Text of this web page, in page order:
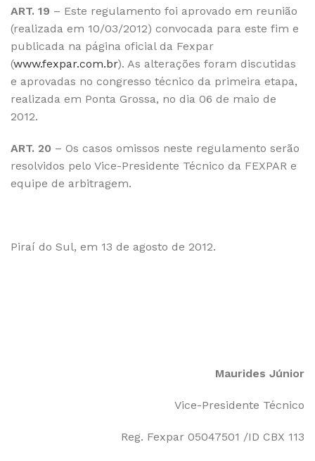
ART. 19 – Este regulamento foi aprovado em reunião
(realizada em 10/03/2012) convocada para este fim e
publicada na página oficial da Fexpar
(www.fexpar.com.br). As alterações foram discutidas
e aprovadas no congresso técnico da primeira etapa,
realizada em Ponta Grossa, no dia 06 de maio de
2012.
ART. 20 – Os casos omissos neste regulamento serão
resolvidos pelo Vice-Presidente Técnico da FEXPAR e
equipe de arbitragem.
Piraí do Sul, em 13 de agosto de 2012.
Maurides Júnior
Vice-Presidente Técnico
Reg. Fexpar 05047501 /ID CBX 113